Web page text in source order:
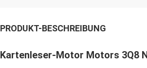
PRODUKT-BESCHREIBUNG
Kartenleser-Motor Motors 3Q8